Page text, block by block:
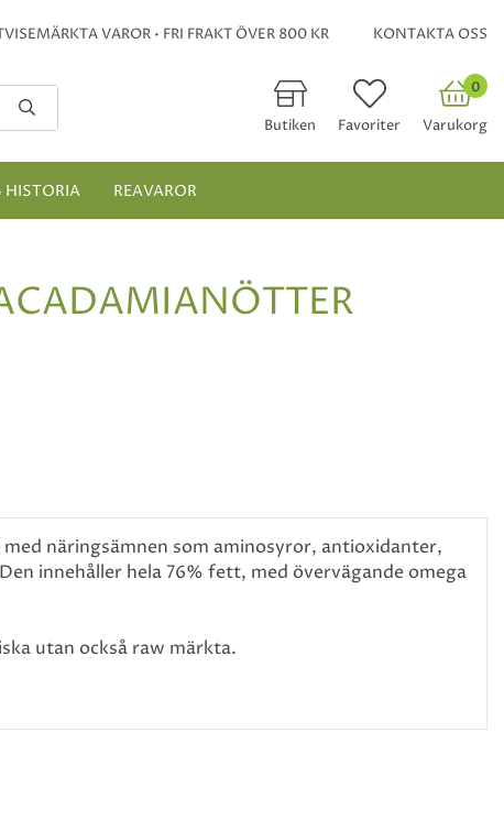
VAROR • FRI FRAKT ÖVER 800 KR KONTAKTA OSS
Butiken Favoriter
0
Varukorg
HISTORIA REAVAROR
näringsämnen som aminosyror, antioxidanter,
innehåller hela 76% fett, med övervägande omega
utan också raw märkta.